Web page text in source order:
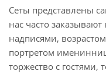
Сеты представлены
нас часто
надписями,
портретом
торжество с гостями,